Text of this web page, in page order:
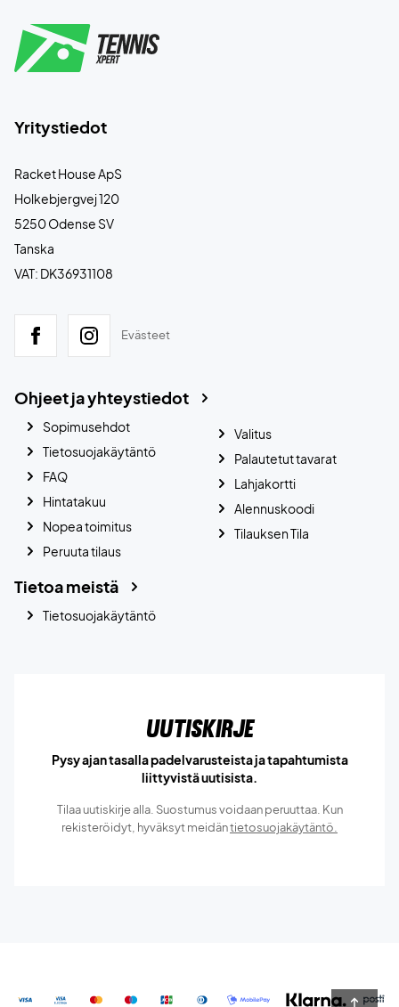
Yritystiedot
Racket House ApS
Holkebjergvej 120
5250 Odense SV
Tanska
VAT: DK36931108
Evästeet
Ohjeet ja yhteystiedot
Sopimusehdot
Tietosuojakäytäntö
FAQ
Hintatakuu
Nopea toimitus
Peruuta tilaus
Valitus
Palautetut tavarat
Lahjakortti
Alennuskoodi
Tilauksen Tila
Tietoa meistä
Tietosuojakäytäntö
Uutiskirje
Pysy ajan tasalla padelvarusteista ja tapahtumista
liittyvistä uutisista.
Tilaa uutiskirje alla. Suostumus voidaan peruuttaa. Kun
rekisteröidyt, hyväksyt meidäntietosuojakäytäntö.